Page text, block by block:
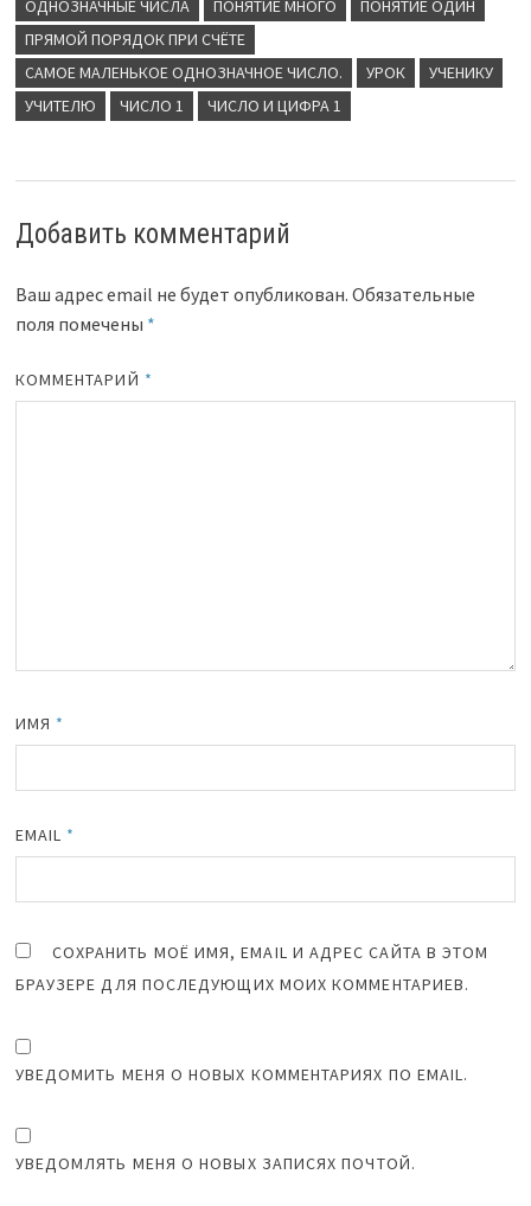
ОДНОЗНАЧНЫЕ ЧИСЛА ПОНЯТИЕ МНОГО
ПОНЯТИЕ ОДИН
ПРЯМОЙ ПОРЯДОК ПРИ СЧЁТЕ
САМОЕ МАЛЕНЬКОЕ ОДНОЗНАЧНОЕ ЧИСЛО.
УРОК
УЧЕНИКУ
УЧИТЕЛЮ
ЧИСЛО 1 ЧИСЛО И ЦИФРА 1
Добавить комментарий
Ваш адрес email не будет опубликован. Обязательные
поля помечены *
КОММЕНТАРИЙ *
ИМЯ *
EMAIL *
СОХРАНИТЬ МОЁ ИМЯ, EMAIL И АДРЕС САЙТА В ЭТОМ
БРАУЗЕРЕ ДЛЯ ПОСЛЕДУЮЩИХ МОИХ КОММЕНТАРИЕВ.
УВЕДОМИТЬ МЕНЯ О НОВЫХ КОММЕНТАРИЯХ ПО EMAIL.
УВЕДОМЛЯТЬ МЕНЯ О НОВЫХ ЗАПИСЯХ ПОЧТОЙ.